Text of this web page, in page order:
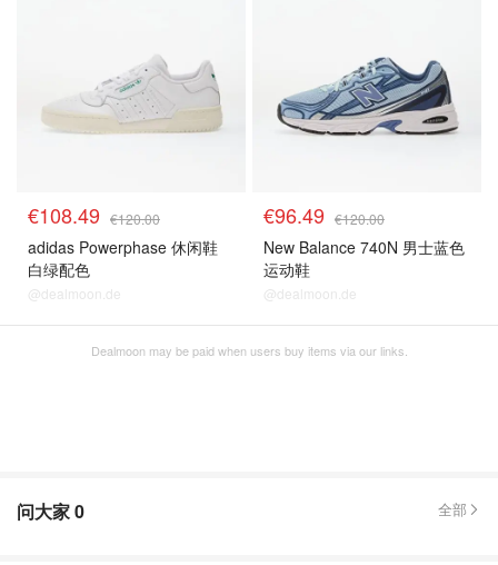
€108.49 €120.00
adidas Powerphase 休闲鞋
白绿配色
@dealmoon.de
€96.49 €120.00
New Balance 740N 男士蓝色
运动鞋
@dealmoon.de
Dealmoon may be paid when users buy items via our links.
问大家0 全部